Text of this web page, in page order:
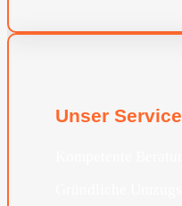
Unser Service